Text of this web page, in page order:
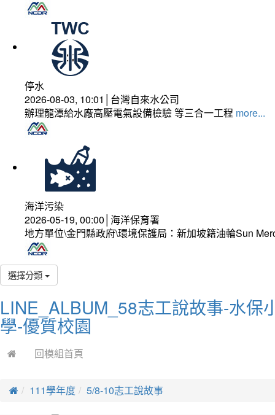
停水
2026-08-03, 10:01│台灣自來水公司
辦理龍潭給水廠高壓電氣設備檢驗 等三合一工程 more...
海洋污染
2026-05-19, 00:00│海洋保育署
地方單位\金門縣政府\環境保護局：新加坡籍油輪Sun
選擇分類
LINE_ALBUM_58志工說故事-水
學-優質校園
回模組首頁
111學年度 5/8-10志工說故事